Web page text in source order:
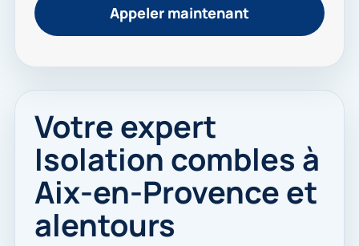
Appeler maintenant
Votre expert
Isolation combles à
Aix-en-Provence et
alentours